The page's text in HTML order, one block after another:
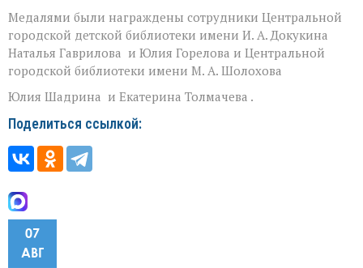
Медалями были награждены сотрудники Центральной
городской детской библиотеки имени И. А. Докукина
Наталья Гаврилова и Юлия Горелова и Центральной
городской библиотеки имени М. А. Шолохова
Юлия Шадрина и Екатерина Толмачева .
Поделиться ссылкой:
07
АВГ